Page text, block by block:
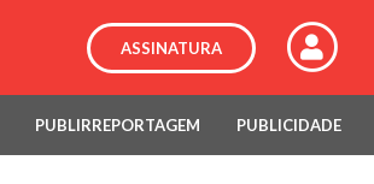
ASSINATURA
PUBLIRREPORTAGEM PUBLICIDADE